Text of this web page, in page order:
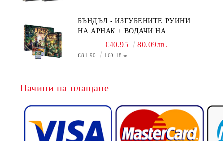
БЪНДЪЛ - ИЗГУБЕНИТЕ РУИНИ
НА АРНАК + ВОДАЧИ НА
ЕКСПЕДИЦИИ + ПРОМО КАРТИ
БЕЗПЛАТНО
€40.95 80.09лв.
€81.90 160.18лв.
Начини на плащане